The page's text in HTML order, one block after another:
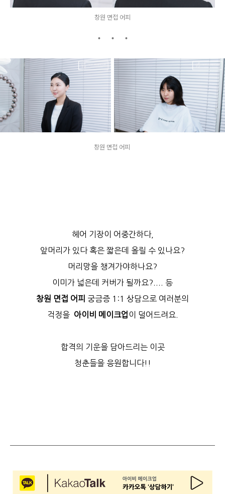
창원 면접 어피
창원 면접 어피
헤어 기장이 어중간하다,
앞머리가 있다 혹은 짧은데 올릴 수 있나요?
머리망을 챙겨가야하나요?
이미가 넓은데 커버가 될까요?.... 등
창원 면접 어피 궁금증 1:1 상담으로 여러분의
걱정을 아이비 메이크업이 덜어드려요.
합격의 기운을 담아드리는 이곳
청춘들을 응원합니다!!